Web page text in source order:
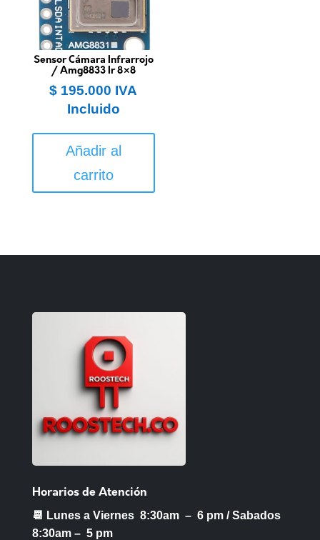
Sensor Cámara Infrarrojo
/ Amg8833 Ir 8×8
$ 195.000 IVA
Incluido
Añadir al
carrito
Horarios de Atención
📆 Lunes a Viernes 8:30am – 6 pm /Sabados
8:30am – 5 pm